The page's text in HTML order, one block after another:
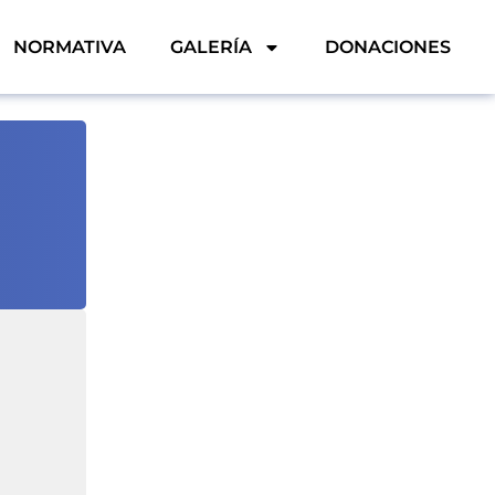
NORMATIVA GALERÍA DONACIONES